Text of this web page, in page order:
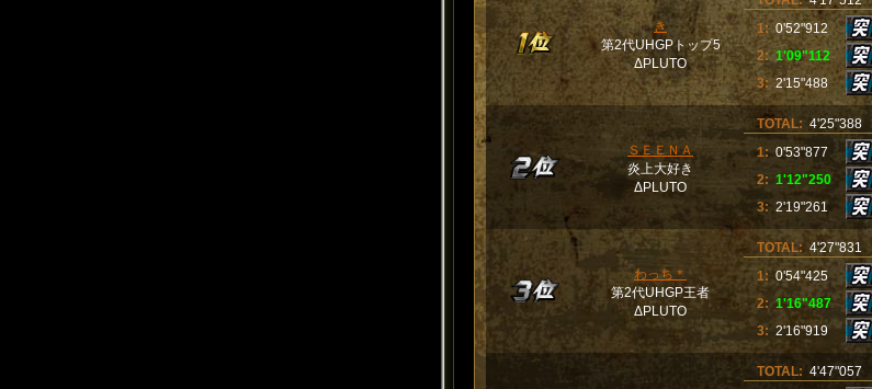
き
第2代UHGPトップ5
ΔPLUTO
1: 0'52"912
2: 1'09"112
3: 2'15"488
ＳＥＥＮＡ
炎上大好き
ΔPLUTO
TOTAL: 4'25"388
1: 0'53"877
2: 1'12"250
3: 2'19"261
わっち＊
第2代UHGP王者
ΔPLUTO
TOTAL: 4'27"831
1: 0'54"425
2: 1'16"487
3: 2'16"919
TOTAL: 4'47"057